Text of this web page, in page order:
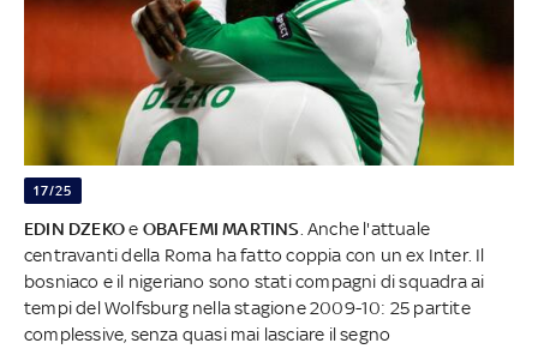
17/25
EDIN DZEKOe OBAFEMI MARTINS . Anche l'attuale
centravanti della Roma ha fatto coppia con un ex Inter. Il
bosniaco e il nigeriano sono stati compagni di squadra ai
tempi del Wolfsburg nella stagione 2009-10: 25 partite
complessive, senza quasi mai lasciare il segno